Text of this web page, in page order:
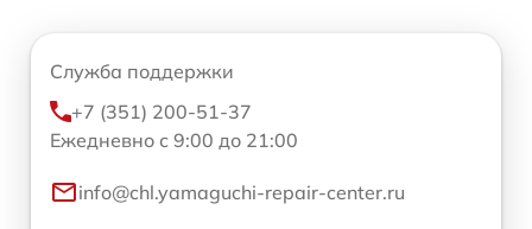
Служба поддержки
+7 (351) 200-51-37
Ежедневно с 9:00 до 21:00
info@chl.yamaguchi-repair-center.ru